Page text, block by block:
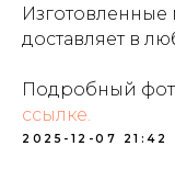
доставляет в
Подробный
ссылке.
2025-12-07 21:42